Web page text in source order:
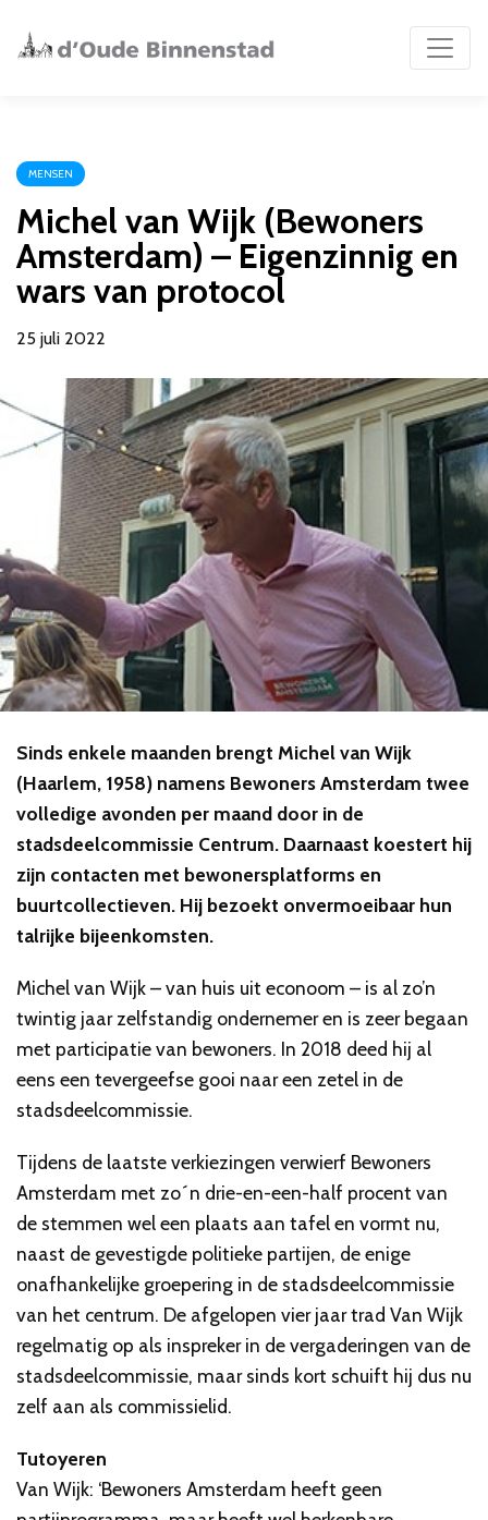
MENSEN
Michel van Wijk (Bewoners
Amsterdam) – Eigenzinnig en
wars van protocol
25 juli 2022
Sinds enkele maanden brengt Michel van Wijk
(Haarlem, 1958) namens Bewoners Amsterdam twee
volledige avonden per maand door in de
stadsdeelcommissie Centrum. Daarnaast koestert hij
zijn contacten met bewonersplatforms en
buurtcollectieven. Hij bezoekt onvermoeibaar hun
talrijke bijeenkomsten.
Michel van Wijk – van huis uit econoom – is al zo’n
twintig jaar zelfstandig ondernemer en is zeer begaan
met participatie van bewoners. In 2018 deed hij al
eens een tevergeefse gooi naar een zetel in de
stadsdeelcommissie.
Tijdens de laatste verkiezingen verwierf Bewoners
Amsterdam met zo´n drie-en-een-half procent van
de stemmen wel een plaats aan tafel en vormt nu,
naast de gevestigde politieke partijen, de enige
onafhankelijke groepering in de stadsdeelcommissie
van het centrum. De afgelopen vier jaar trad Van Wijk
regelmatig op als inspreker in de vergaderingen van de
stadsdeelcommissie, maar sinds kort schuift hij dus nu
zelf aan als commissielid.
Tutoyeren
Van Wijk: ‘Bewoners Amsterdam heeft geen